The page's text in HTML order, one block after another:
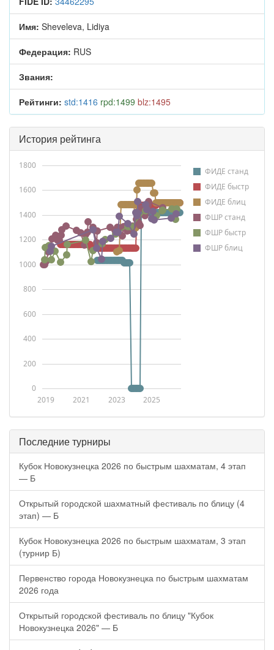
Имя: Sheveleva, Lidiya
Федерация: RUS
Звания:
Рейтинги: std:1416 rpd:1499 blz:1495
История рейтинга
ФИДЕ станд
ФИДЕ быстр
ФИДЕ блиц
ФШР станд
ФШР быстр
ФШР блиц
2019 2021 2023 2025
0
200
400
600
800
1000
1200
1400
1600
1800
Последние турниры
Кубок Новокузнецка 2026 по быстрым шахматам, 4 этап
— Б
Открытый городской шахматный фестиваль по блицу (4
этап) — Б
Кубок Новокузнецка 2026 по быстрым шахматам, 3 этап
(турнир Б)
Первенство города Новокузнецка по быстрым шахматам
2026 года
Открытый городской фестиваль по блицу "Кубок
Новокузнецка 2026" — Б